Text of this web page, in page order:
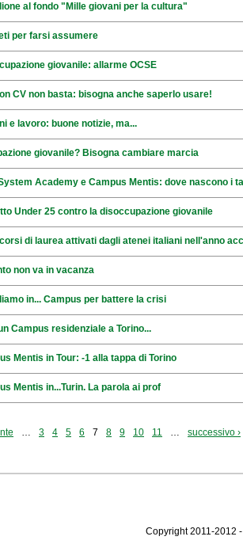
al fondo "Mille giovani per la cultura"
per farsi assumere
giovanile: allarme OCSE
CV non basta: bisogna anche saperlo usare!
e lavoro: buone notizie, ma...
giovanile? Bisogna cambiare marcia
Academy e Campus Mentis: dove nascono i
Under 25 contro la disoccupazione giovanile
di laurea attivati dagli atenei italiani nell'anno
non va in vacanza
in... Campus per battere la crisi
Campus residenziale a Torino...
Mentis in Tour: -1 alla tappa di Torino
Mentis in...Turin. La parola ai prof
… 3 4 5 6 7 8 9 10 11 … successivo ›
Copyright 2011-2012